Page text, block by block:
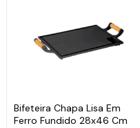
Bifeteira Chapa Lisa Em
Ferro Fundido 28x46 Cm